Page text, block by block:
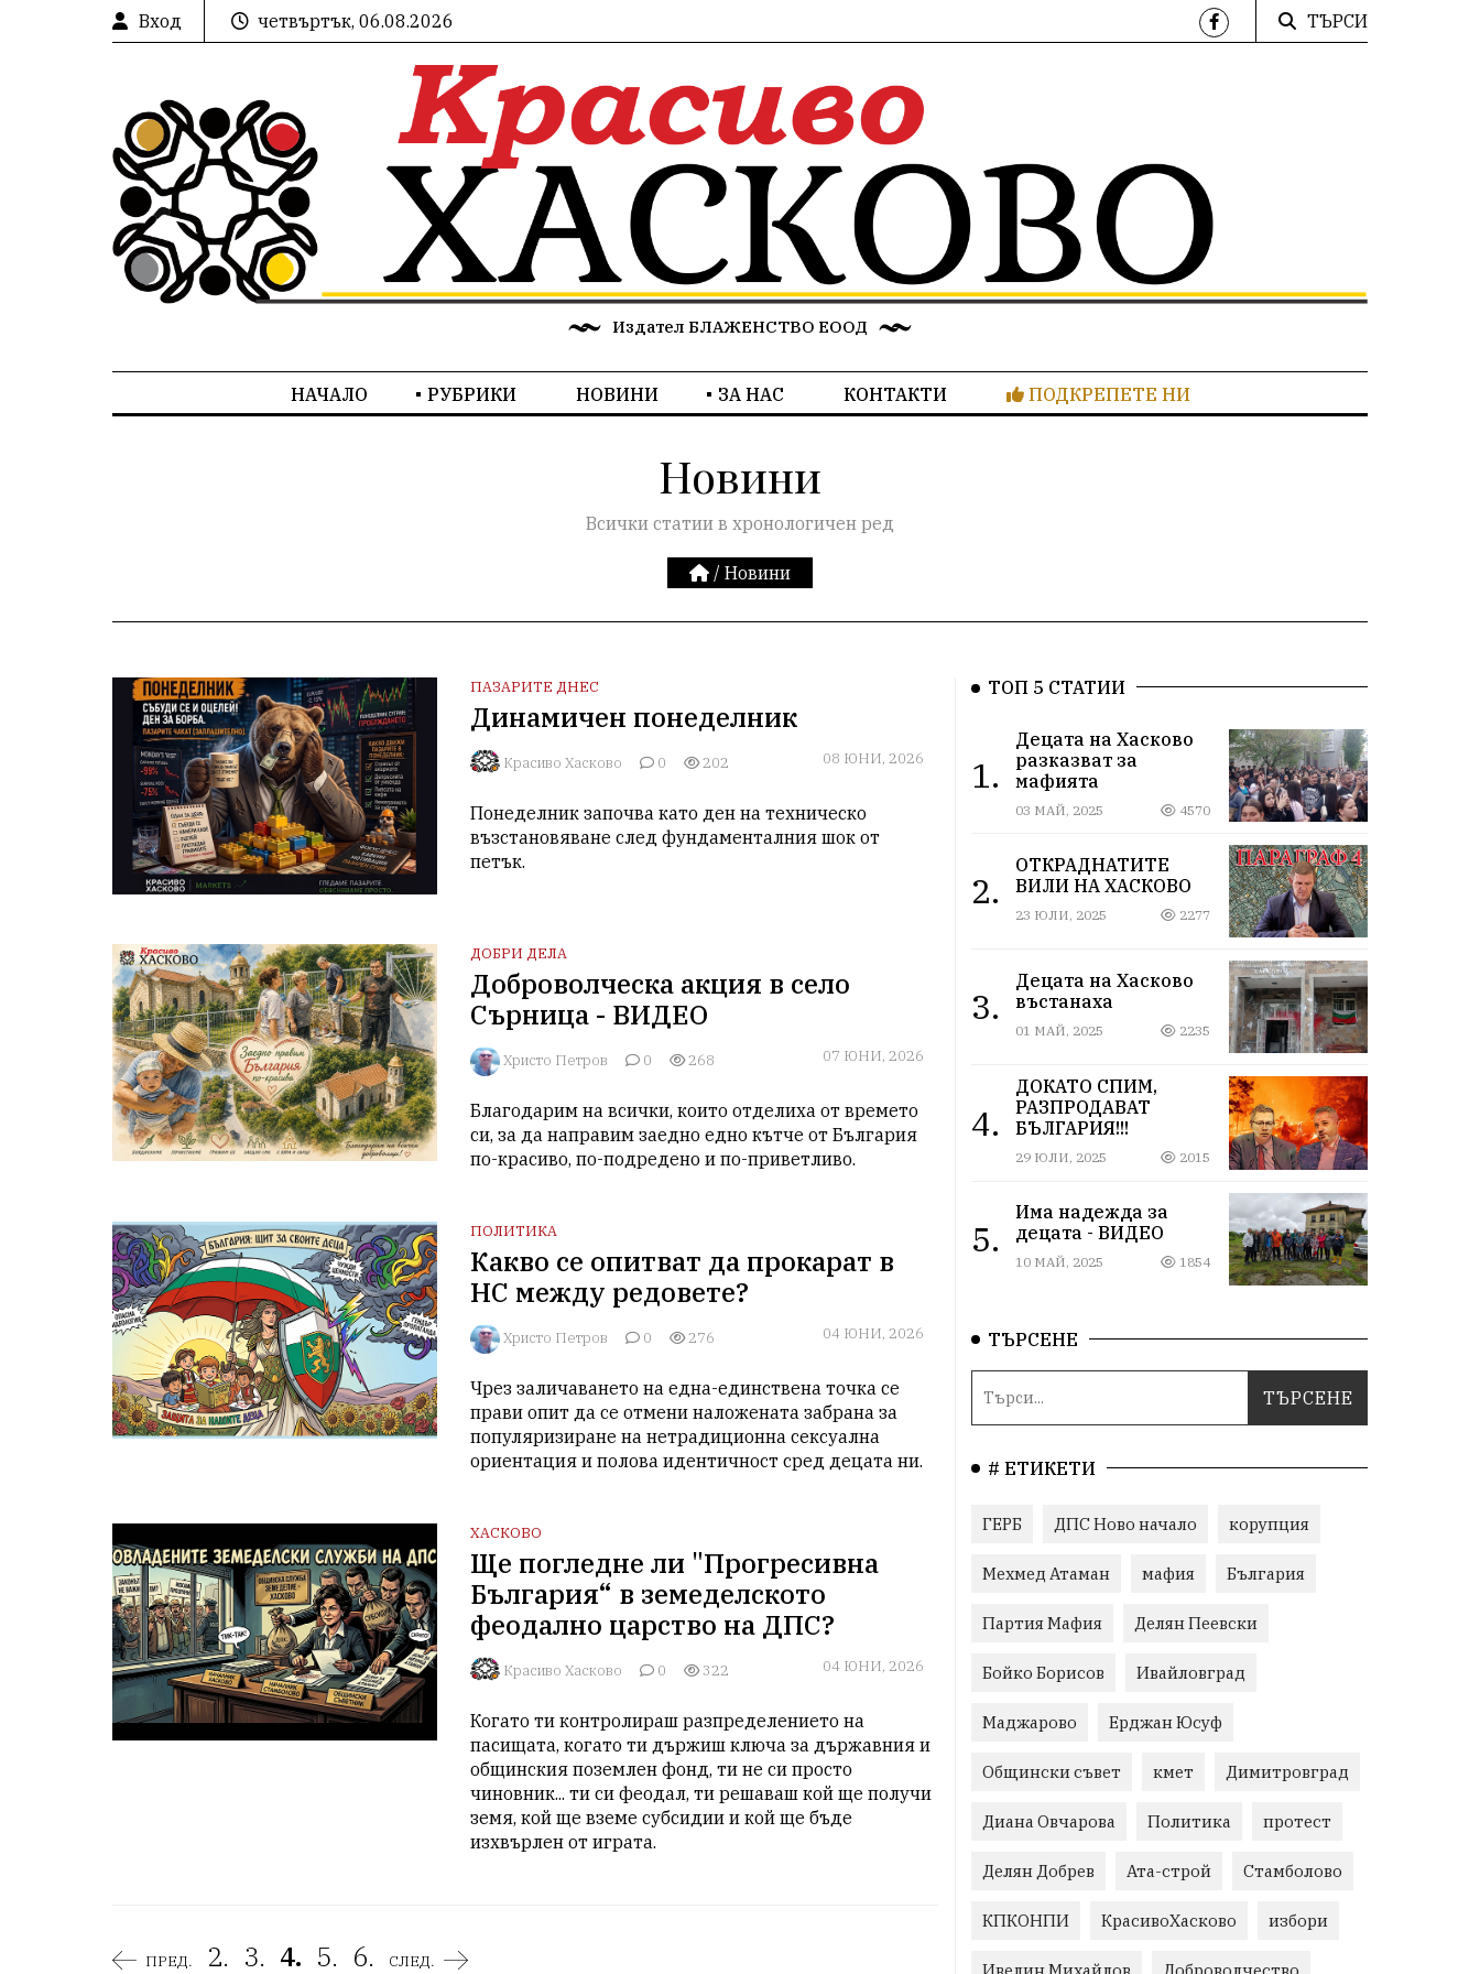
Вход четвъртък, 06.08.2026 ТЪРСИ
Издател БЛАЖЕНСТВО ЕООД
НАЧАЛО РУБРИКИ НОВИНИ ЗА НАС КОНТАКТИ ПОДКРЕПЕТЕ НИ
Новини
Всички статии в хронологичен ред
/ Новини
ПАЗАРИТЕ ДНЕС
Динамичен понеделник
Красиво Хасково 0 202 08 ЮНИ, 2026
Понеделник започва като ден на техническо
възстановяване след фундаменталния шок от
петък.
ДОБРИ ДЕЛА
Доброволческа акция в село
Сърница - ВИДЕО
Христо Петров 0 268 07 ЮНИ, 2026
Благодарим на всички, които отделиха от времето
си, за да направим заедно едно кътче от България
по-красиво, по-подредено и по-приветливо.
ПОЛИТИКА
Какво се опитват да прокарат в
НС между редовете?
Христо Петров 0 276 04 ЮНИ, 2026
Чрез заличаването на една-единствена точка се
прави опит да се отмени наложената забрана за
популяризиране на нетрадиционна сексуална
ориентация и полова идентичност сред децата ни.
ХАСКОВО
Ще погледне ли "Прогресивна
България“ в земеделското
феодално царство на ДПС?
Красиво Хасково 0 322 04 ЮНИ, 2026
Когато ти контролираш разпределението на
пасищата, когато ти държиш ключа за държавния и
общинския поземлен фонд, ти не си просто
чиновник... ти си феодал, ти решаваш кой ще получи
земя, кой ще вземе субсидии и кой ще бъде
изхвърлен от играта.
ПРЕД. 2. 3. 4. 5. 6. СЛЕД.
ТОП 5 СТАТИИ
1.
Децата на Хасково
разказват за
мафията
03 МАЙ, 2025 4570
2.
ОТКРАДНАТИТЕ
ВИЛИ НА ХАСКОВО
23 ЮЛИ, 2025 2277
3.
Децата на Хасково
въстанаха
01 МАЙ, 2025 2235
4.
ДОКАТО СПИМ,
РАЗПРОДАВАТ
БЪЛГАРИЯ!!!
29 ЮЛИ, 2025 2015
5.
Има надежда за
децата - ВИДЕО
10 МАЙ, 2025 1854
ТЪРСЕНЕ
# ЕТИКЕТИ
ГЕРБ ДПС Ново начало корупция
Мехмед Атаман мафия България
Партия Мафия Делян Пеевски
Бойко Борисов Ивайловград
Маджарово Ерджан Юсуф
Общински съвет кмет Димитровград
Диана Овчарова Политика протест
Делян Добрев Ата-строй Стамболово
КПКОНПИ КрасивоХасково избори
Ивелин Михайлов Доброволчество